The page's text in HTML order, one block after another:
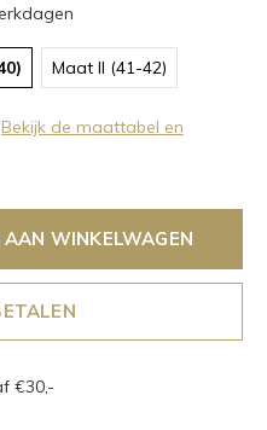
Maat II (41-42)
Bekijk de maattabel en
AAN WINKELWAGEN
€30,-